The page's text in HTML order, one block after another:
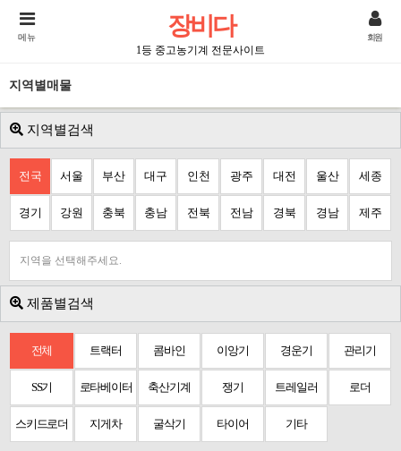
장비다
1등 중고농기계 전문사이트
메뉴 회원
지역별매물
지역별검색
전국 서울 부산 대구 인천 광주 대전 울산 세종
경기 강원 충북 충남 전북 전남 경북 경남 제주
지역을 선택해주세요.
제품별검색
전체 트랙터 콤바인 이앙기 경운기 관리기
SS기 로타베이터 축산기계 쟁기 트레일러 로더
스키드로더 지게차 굴삭기 타이어 기타